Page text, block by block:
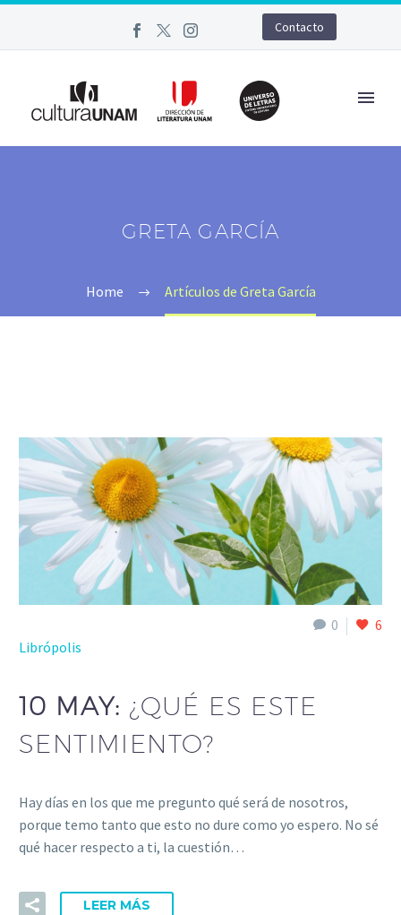
Contacto
GRETA GARCÍA
Home Artículos de Greta García
0
6
Librópolis
10 MAY: ¿QUÉ ES ESTE
SENTIMIENTO?
Hay días en los que me pregunto qué será de nosotros,
porque temo tanto que esto no dure como yo espero. No sé
qué hacer respecto a ti, la cuestión…
LEER MÁS